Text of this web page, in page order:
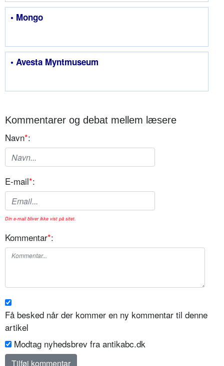
• Mongo
• Avesta Myntmuseum
Kommentarer og debat mellem læsere
Navn*:
E-mail*:
Din e-mail bliver ikke vist på sitet.
Kommentar*:
Få besked når der kommer en ny kommentar til denne
artikel
Modtag nyhedsbrev fra antikabc.dk